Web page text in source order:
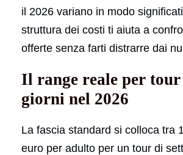
il 2026 variano in modo
struttura dei costi ti aiuta a
offerte senza farti distrarre dai
Il range reale per
giorni nel 2026
La fascia standard si colloca tra
euro per adulto per un tour di